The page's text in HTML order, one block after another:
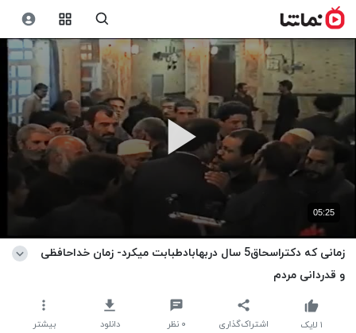
05:25
زمانی که دکتراسحاق5 سال دربهابادطبابت میکرد- زمان خداحافظی
و قدردانی مردم
اشتراک‌گذاری ۰ نظر دانلود بیشتر ۱ لایک